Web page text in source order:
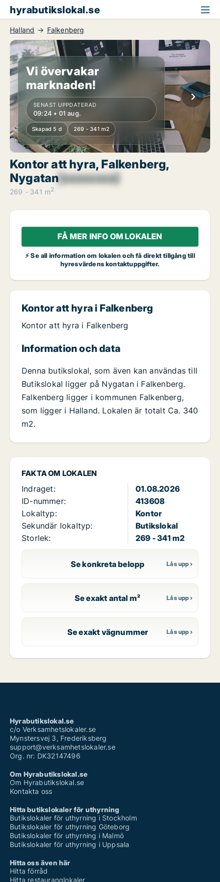
hyrabutikslokal.se
Halland Falkenberg
Vi övervakar
marknaden!
SENAST UPPDATERAD
09:24 • 01 aug.
Skapad 5 d 269 - 341 m2
Kontor att hyra, Falkenberg,
Nygatan[xxxxxxxx]
269 - 341 m2
FÅ MER INFO OM LOKALEN
⚡ Se all information om lokalen och få direkt tillgång till
hyresvärdens kontaktuppgifter.
FAKTA OM LOKALEN
Indraget:
01.08.2026
ID-nummer:
413608
Lokaltyp:
Kontor
Sekundär lokaltyp:
Butikslokal
Storlek:
269 - 341 m2
Se konkreta belopp
Se exakt antal m²
Se exakt vägnummer
Kontor att hyra i Falkenberg
Kontor att hyra i Falkenberg
Information och data
Denna butikslokal, som även kan användas till
Butikslokal ligger på Nygatan i Falkenberg.
Falkenberg ligger i kommunen Falkenberg,
som ligger i Halland. Lokalen är totalt Ca. 340
m2.
Hyrabutikslokal.se
c/o Verksamhetslokaler.se
Mynstersvej 3, Frederiksberg
support@verksamhetslokaler.se
Org. nr: DK32147496
Om Hyrabutikslokal.se
Om Hyrabutikslokal.se
Kontakta oss
Hitta butikslokaler för uthyrning
Butikslokaler för uthyrning i Stockholm
Butikslokaler för uthyrning Göteborg
Butikslokaler för uthyrning i Malmö
Butikslokaler för uthyrning i Uppsala
Hitta oss även här
Hitta förråd
Hitta restauranglokaler